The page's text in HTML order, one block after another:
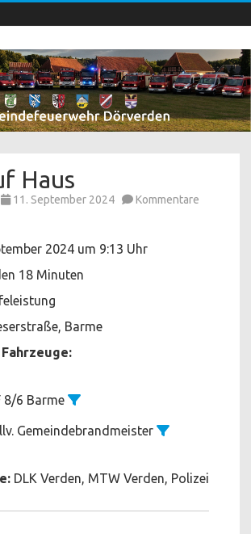
Dörverden
Direkt
zum
Inhalt
springen
Haus
11. September 2024
Kommentare
2024 um 9:13 Uhr
18 Minuten
Barme
8/6 Barme
Gemeindebrandmeister
DLK Verden, MTW Verden, Polizei